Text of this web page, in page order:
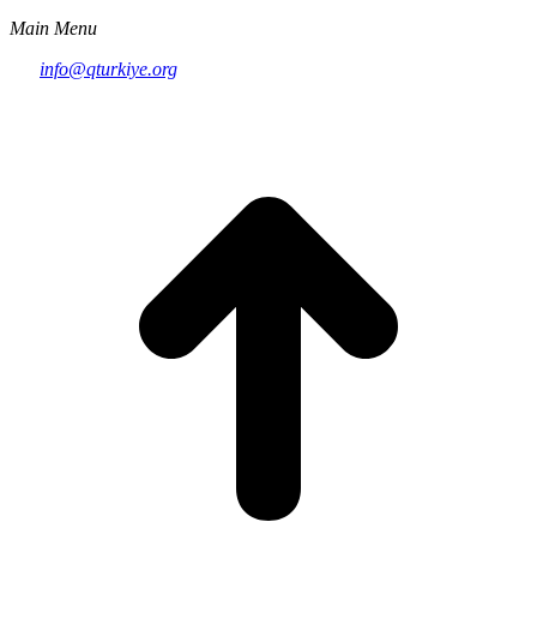
Main Menu
info@qturkiye.org